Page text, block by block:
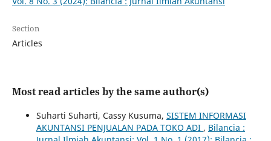
Section
Articles
Most read articles by the same author(s)
Suharti Suharti, Cassy Kusuma, SISTEM INFORMASI
AKUNTANSI PENJUALAN PADA TOKO ADI , Bilancia :